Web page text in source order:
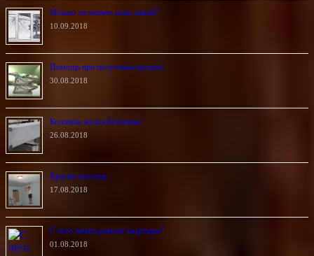
Можно ли менять окна зимой?
10.09.2018
Помощь при получении кредита
30.08.2018
Колонны железобетонные
26.08.2018
Красим потолок
17.08.2018
С чего начать ремонт квартиры?
01.08.2018